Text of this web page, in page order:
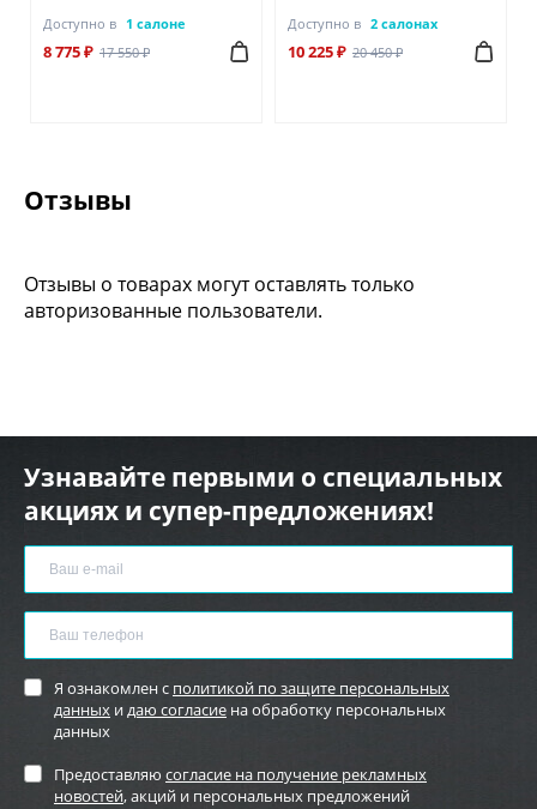
Доступно в 1 салоне
8 775 ₽ 17 550 ₽
Доступно в 2 салонах
10 225 ₽ 20 450 ₽
Отзывы
Отзывы о товарах могут оставлять только
авторизованные пользователи.
Узнавайте первыми о специальных
акциях и супер-предложениях!
Я ознакомлен с политикой по защите персональных
данных идаю согласие на обработку персональных
данных
Предоставляю согласие на получение рекламных
новостей, акций и персональных предложений